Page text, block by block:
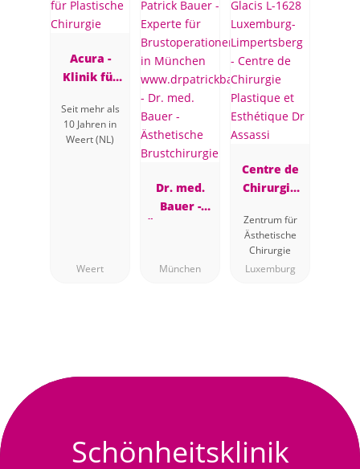
Acura -
Klinik für
Chirurgie
Seit mehr als
10 Jahren in
Weert (NL)
Weert
Dr. med.
Bauer -
Ästhetische
München
Centre de
Chirurgie
Esthétique
Dr Assassi
Zentrum für
Ästhetische
Chirurgie
Luxemburg
Schönheitsklinik